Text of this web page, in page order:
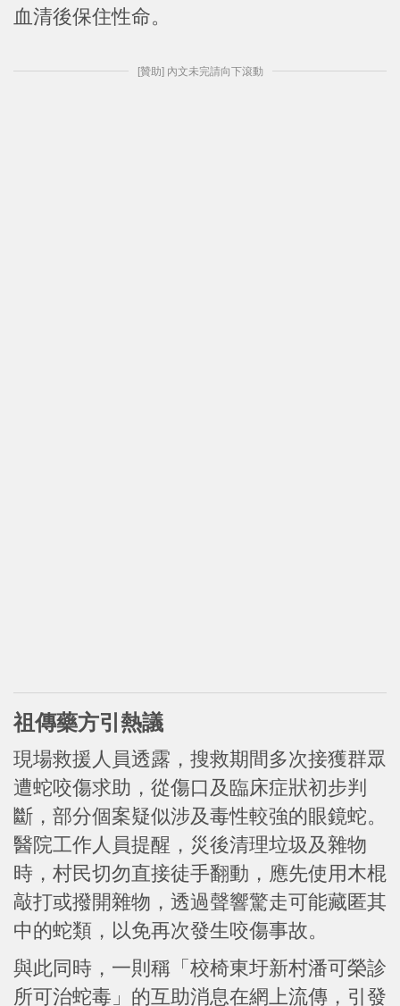
血清後保住性命。
[贊助] 內文未完請向下滾動
祖傳藥方引熱議
現場救援人員透露，搜救期間多次接獲群眾
遭蛇咬傷求助，從傷口及臨床症狀初步判
斷，部分個案疑似涉及毒性較強的眼鏡蛇。
醫院工作人員提醒，災後清理垃圾及雜物
時，村民切勿直接徒手翻動，應先使用木棍
敲打或撥開雜物，透過聲響驚走可能藏匿其
中的蛇類，以免再次發生咬傷事故。
與此同時，一則稱「校椅東圩新村潘可榮診
所可治蛇毒」的互助消息在網上流傳，引發